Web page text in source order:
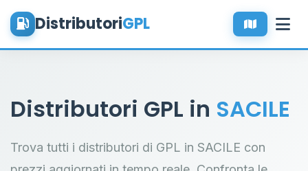
DistributoriGPL
Distributori GPL in SACILE
Trova tutti i distributori di GPL in SACILE con